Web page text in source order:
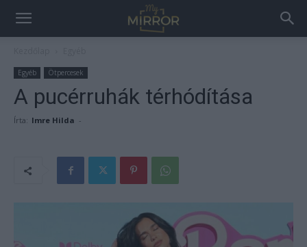
Egyéb Ötpercesek
A pucérruhák térhódítása
Írta: Imre Hilda -